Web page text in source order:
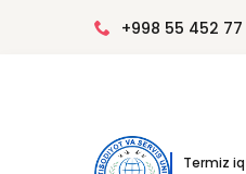
+998 55 452 77
Termiz